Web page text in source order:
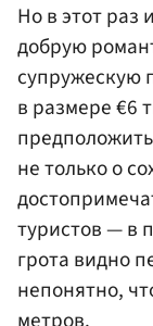
Но в этот раз
добрую
супружескую
в размере €6
не только о
туристов — в
грота видно
непонятно,